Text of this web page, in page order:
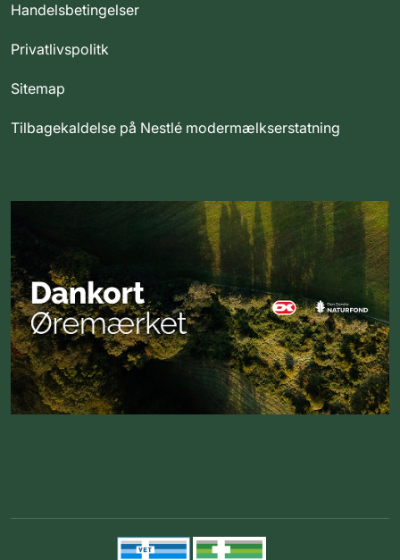
Handelsbetingelser
Privatlivspolitk
Sitemap
Tilbagekaldelse på Nestlé modermælkserstatning